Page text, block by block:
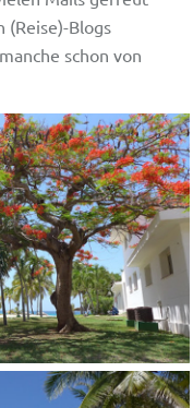
(Reise)-Blogs
schon von